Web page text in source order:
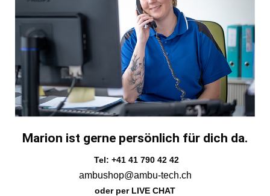
Marion ist gerne persönlich für dich da.
Tel: +41 41 790 42 42
ambushop@ambu-tech.ch
oder per LIVE CHAT